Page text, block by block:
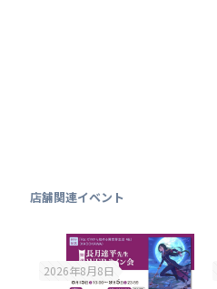
店舗関連イベント
2026年8月8日